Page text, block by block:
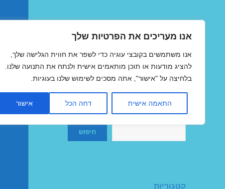
אנו מעריכים את הפרטיות שלך
אנו משתמשים בקובצי עוגיה כדי לשפר את חווית הגלישה שלך,
להציג מודעות או תוכן מותאמים אישית ולנתח את התנועה שלנו.
בלחיצה על "אישור", אתה מסכים לשימוש שלנו בעוגיות.
התאמה אישית דחה הכל אישור
MegaFlights טיסות מוזלות
חיפוש
חיפוש
קטגוריות